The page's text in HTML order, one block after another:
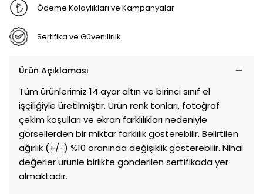
Ödeme Kolaylıkları ve Kampanyalar
Sertifika ve Güvenilirlik
Ürün Açıklaması
Tüm ürünlerimiz 14 ayar altın ve birinci sınıf el
işçiliğiyle üretilmiştir. Ürün renk tonları, fotoğraf
çekim koşulları ve ekran farklılıkları nedeniyle
görsellerden bir miktar farklılık gösterebilir. Belirtilen
ağırlık (+/-) %10 oranında değişiklik gösterebilir. Nihai
değerler ürünle birlikte gönderilen sertifikada yer
almaktadır.